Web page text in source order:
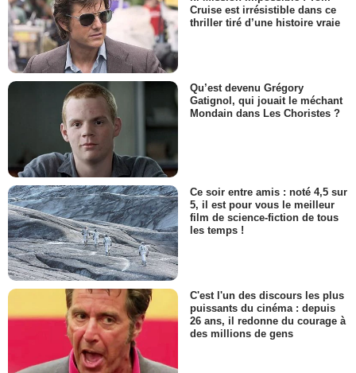
Cruise est irrésistible dans ce
thriller tiré d’une histoire vraie
Qu’est devenu Grégory
Gatignol, qui jouait le méchant
Mondain dans Les Choristes ?
Ce soir entre amis : noté 4,5 sur
5, il est pour vous le meilleur
film de science-fiction de tous
les temps !
C'est l'un des discours les plus
puissants du cinéma : depuis
26 ans, il redonne du courage à
des millions de gens